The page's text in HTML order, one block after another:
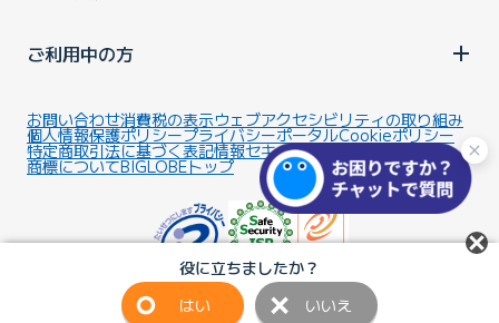
役に立ちましたか？
はい
いいえ
ご利用中の方
お問い合わせ消費税の表示ウェブアクセシビリティの取り組み
個人情報保護ポリシープライバシーポータルCookieポリシー
特定商取引法に基づく表記情報セキュリティ基本方針
商標についてBIGLOBEトップ
Copyright ©BIGLOBE Inc. 2026. All rights reserved.